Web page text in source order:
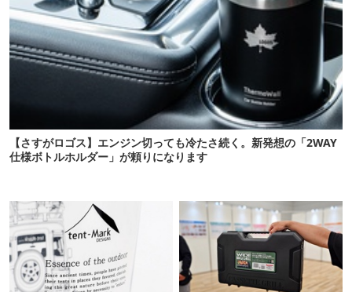
【さすがロゴス】エンジン切っても冷たさ続く。新発想の「2WAY
仕様ボトルホルダー」が頼りになります